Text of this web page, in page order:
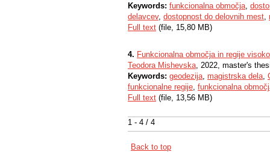
1 - 4 / 4
Keywords: funkcionalna območja,
delavcev, dostopnost do delovnih mest,
Full text (file, 15,80 MB)
4. Funkcionalna območja in regije
Teodora Mishevska, 2022, master's
Keywords: geodezija, magistrska dela,
funkcionalne regije, funkcionalna
Full text (file, 13,56 MB)
Back to top